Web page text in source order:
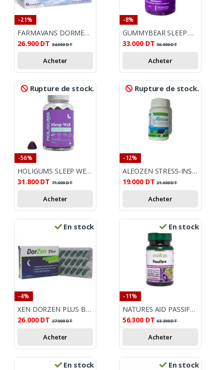
-21%
FARMAVANS DORMEL 30 GELULES
26.900 DT 34.000DT
Acheter
-8%
GUMMYBEAR SLEEP BT/60
33.000 DT 36.000DT
Acheter
Rupture de stock.
-56%
HOLIGUMS SLEEP WELL 60 GUMMIES
31.800 DT 71.600DT
Acheter
Rupture de stock.
-12%
ALEOZEN STRESS-INSOMNIE-ANXIÉTÉ B/30 GÉLULES
19.000 DT 21.600DT
Acheter
En stock
-4%
XEN DORZEN PLUS BT 30
26.000 DT 27.000DT
Acheter
En stock
-11%
NATURES AID PASSIFLORA 60 COMPRIMES
56.300 DT 63.300DT
Acheter
En stock En stock